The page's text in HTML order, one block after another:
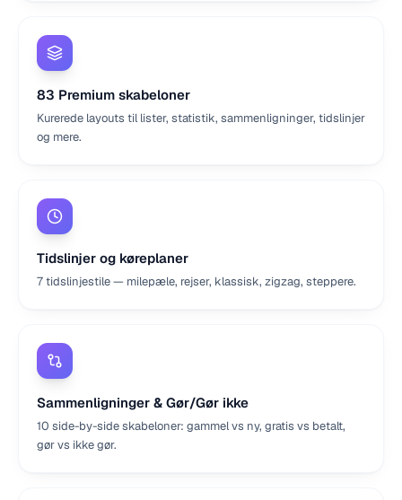
83 Premium skabeloner
Kurerede layouts til lister, statistik, sammenligninger, tidslinjer
og mere.
Tidslinjer og køreplaner
7 tidslinjestile — milepæle, rejser, klassisk, zigzag, steppere.
Sammenligninger & Gør/Gør ikke
10 side-by-side skabeloner: gammel vs ny, gratis vs betalt,
gør vs ikke gør.